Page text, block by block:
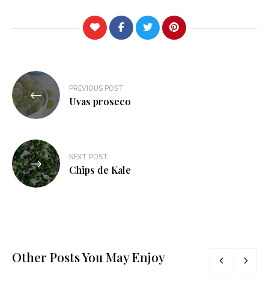
Navegación
de
entradas
PREVIOUS POST
Uvas proseco
NEXT POST
Chips de Kale
Other Posts You May Enjoy